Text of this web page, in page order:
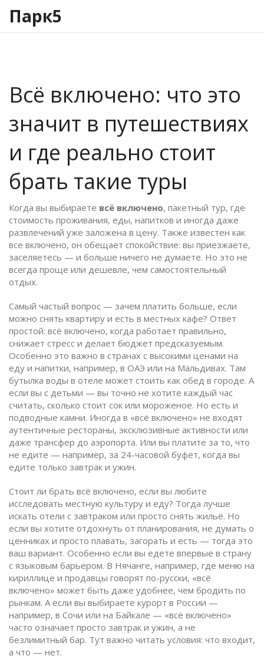
Парк5
Всё включено: что это
значит в путешествиях
и где реально стоит
брать такие туры
Когда вы выбираете всё включено, пакетный тур, где
стоимость проживания, еды, напитков и иногда даже
развлечений уже заложена в цену. Также известен как
все включено, он обещает спокойствие: вы приезжаете,
заселяетесь — и больше ничего не думаете. Но это не
всегда проще или дешевле, чем самостоятельный
отдых.
Самый частый вопрос — зачем платить больше, если
можно снять квартиру и есть в местных кафе? Ответ
простой: всё включено, когда работает правильно,
снижает стресс и делает бюджет предсказуемым.
Особенно это важно в странах с высокими ценами на
еду и напитки, например, в ОАЭ или на Мальдивах. Там
бутылка воды в отеле может стоить как обед в городе. А
если вы с детьми — вы точно не хотите каждый час
считать, сколько стоит сок или мороженое. Но есть и
подводные камни. Иногда в «всё включено» не входят
аутентичные рестораны, эксклюзивные активности или
даже трансфер до аэропорта. Или вы платите за то, что
не едите — например, за 24-часовой буфет, когда вы
едите только завтрак и ужин.
Стоит ли брать всё включено, если вы любите
исследовать местную культуру и еду? Тогда лучше
искать отели с завтраком или просто снять жильё. Но
если вы хотите отдохнуть от планирования, не думать о
ценниках и просто плавать, загорать и есть — тогда это
ваш вариант. Особенно если вы едете впервые в страну
с языковым барьером. В Нячанге, например, где меню на
кириллице и продавцы говорят по-русски, «всё
включено» может быть даже удобнее, чем бродить по
рынкам. А если вы выбираете курорт в России —
например, в Сочи или на Байкале — «всё включено»
часто означает просто завтрак и ужин, а не
безлимитный бар. Тут важно читать условия: что входит,
а что — нет.